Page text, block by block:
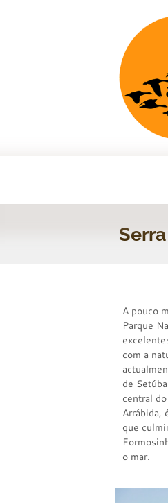
A pouco
Parque
com a
de
central
Arrábida,
que
o mar.